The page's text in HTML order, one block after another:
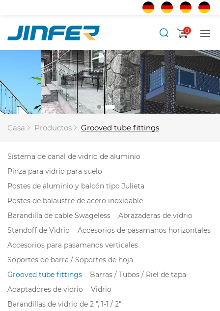
0
Casa Productos Grooved tube fittings
Sistema de canal de vidrio de aluminio
Pinza para vidrio para suelo
Postes de aluminio y balcón tipo Julieta
Postes de balaustre de acero inoxidable
Barandilla de cable Swageless
Abrazaderas de vidrio
Standoff de Vidrio
Accesorios de pasamanos horizontales
Accesorios para pasamanos verticales
Soportes de barra / Soportes de hoja
Grooved tube fittings
Barras / Tubos / Riel de tapa
Adaptadores de vidrio
Vidrio
Barandillas de vidrio de 2 ", 1-1 / 2"